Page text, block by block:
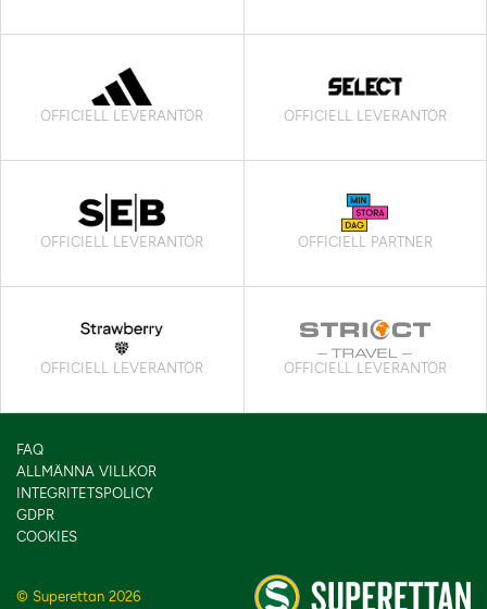
OFFICIELL LEVERANTÖR OFFICIELL LEVERANTÖR
OFFICIELL LEVERANTÖR OFFICIELL PARTNER
OFFICIELL LEVERANTÖR OFFICIELL LEVERANTÖR
© Superettan 2026
FAQ
ALLMÄNNA VILLKOR
INTEGRITETSPOLICY
GDPR
COOKIES